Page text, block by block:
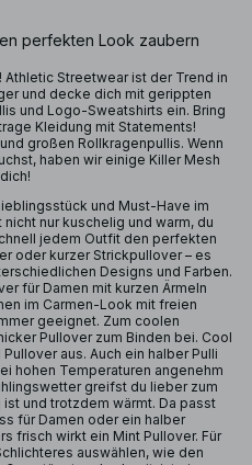
perfekten Look zaubern
Athletic Streetwear ist der Trend in
und decke dich mit gerippten
und Logo-Sweatshirts ein. Bring
Kleidung mit Statements!
großen Rollkragenpullis. Wenn
haben wir einige Killer Mesh
und Must-Have im
nur kuschelig und warm, du
jedem Outfit den perfekten
oder kurzer Strickpullover – es
Designs und Farben.
für Damen mit kurzen Ärmeln
im Carmen-Look mit freien
geeignet. Zum coolen
Pullover zum Binden bei. Cool
aus. Auch ein halber Pulli
hohen Temperaturen angenehm
greifst du lieber zum
und trotzdem wärmt. Da passt
für Damen oder ein halber
frisch wirkt ein Mint Pullover. Für
auswählen, wie den